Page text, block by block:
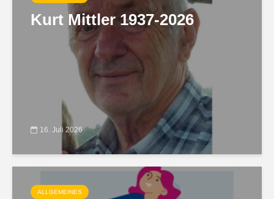
Kurt Mittler 1937-2026
16. Juli 2026
ALLGEMEINES